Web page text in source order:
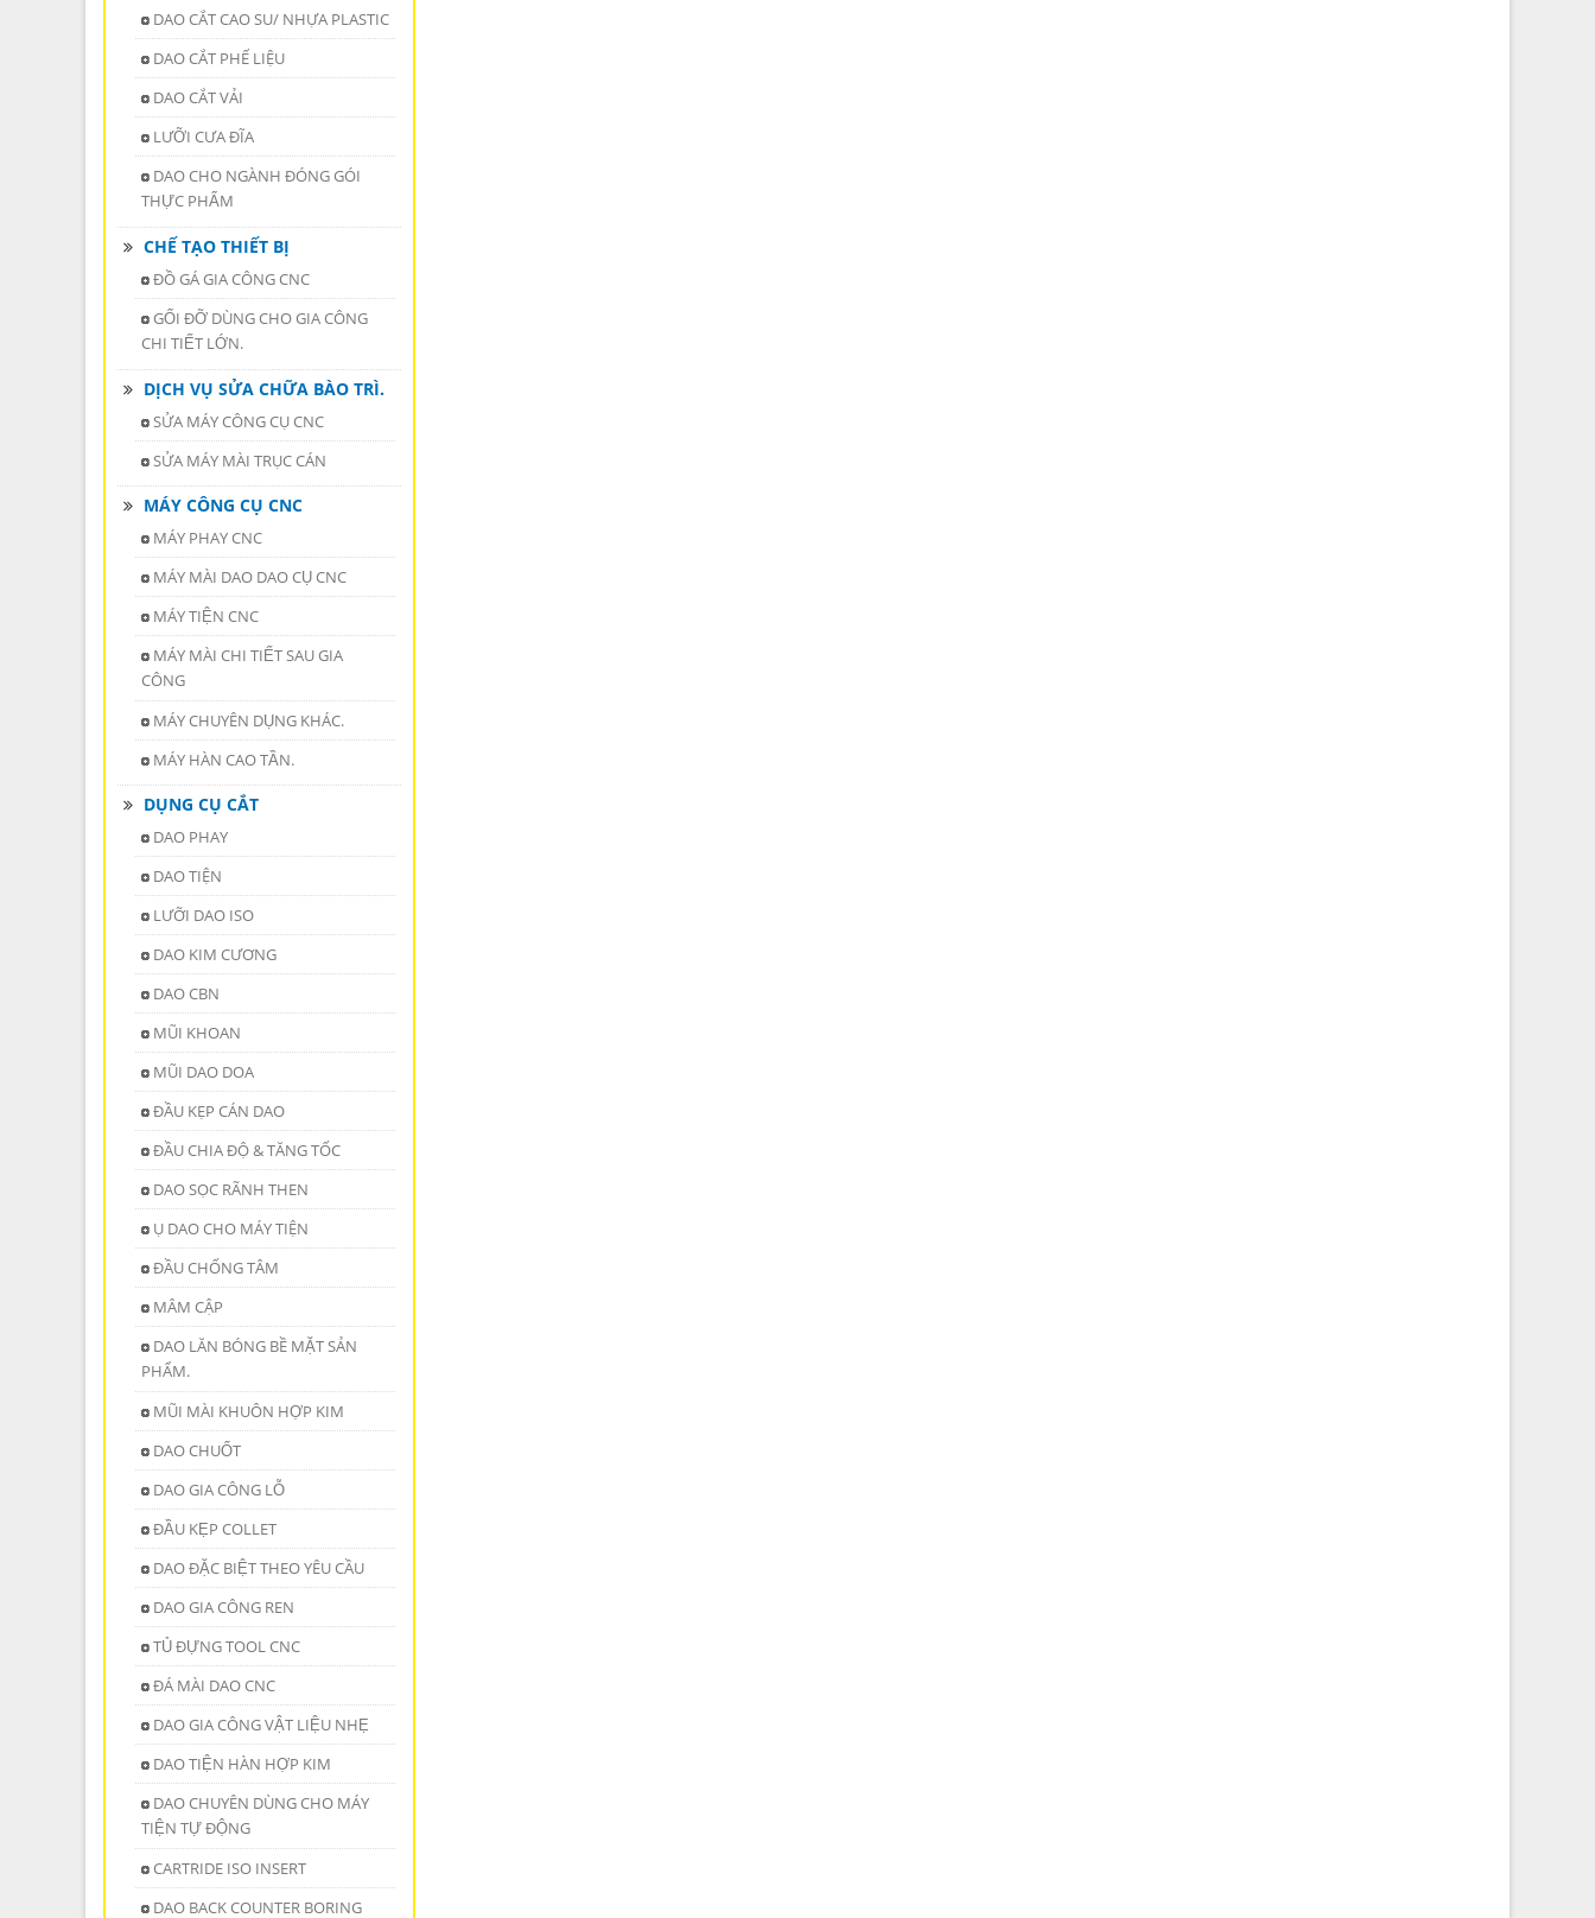
DAO CẮT CAO SU/ NHỰA PLASTIC
DAO CẮT PHẾ LIỆU
DAO CẮT VẢI
LƯỠI CƯA ĐĨA
DAO CHO NGÀNH ĐÓNG GÓI
THỰC PHẨM
CHẾ TẠO THIẾT BỊ
ĐỒ GÁ GIA CÔNG CNC
GỐI ĐỠ DÙNG CHO GIA CÔNG
CHI TIẾT LỚN.
DỊCH VỤ SỬA CHỮA BÀO TRÌ.
SỬA MÁY CÔNG CỤ CNC
SỬA MÁY MÀI TRỤC CÁN
MÁY CÔNG CỤ CNC
MÁY PHAY CNC
MÁY MÀI DAO DAO CỤ CNC
MÁY TIỆN CNC
MÁY MÀI CHI TIẾT SAU GIA
CÔNG
MÁY CHUYÊN DỤNG KHÁC.
MÁY HÀN CAO TẦN.
DỤNG CỤ CẮT
DAO PHAY
DAO TIỆN
LƯỠI DAO ISO
DAO KIM CƯƠNG
DAO CBN
MŨI KHOAN
MŨI DAO DOA
ĐẦU KẸP CÁN DAO
ĐẦU CHIA ĐỘ & TĂNG TỐC
DAO SỌC RÃNH THEN
Ụ DAO CHO MÁY TIỆN
ĐẦU CHỐNG TÂM
MÂM CẬP
DAO LĂN BÓNG BỀ MẶT SẢN
PHẨM.
MŨI MÀI KHUÔN HỢP KIM
DAO CHUỐT
DAO GIA CÔNG LỖ
ĐẦU KẸP COLLET
DAO ĐẶC BIỆT THEO YÊU CẦU
DAO GIA CÔNG REN
TỦ ĐỰNG TOOL CNC
ĐÁ MÀI DAO CNC
DAO GIA CÔNG VẬT LIỆU NHẸ
DAO TIỆN HÀN HỢP KIM
DAO CHUYÊN DÙNG CHO MÁY
TIỆN TỰ ĐỘNG
CARTRIDE ISO INSERT
DAO BACK COUNTER BORING